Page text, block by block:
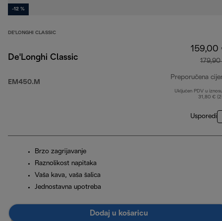
-12 %
DE'LONGHI CLASSIC
De'Longhi Classic
EM450.M
159,00
Preporučena
Uključen PDV u
31,80 €
Usporedi
Brzo zagrijavanje
Raznolikost napitaka
Vaša kava, vaša šalica
Jednostavna upotreba
Dodaj u košaricu